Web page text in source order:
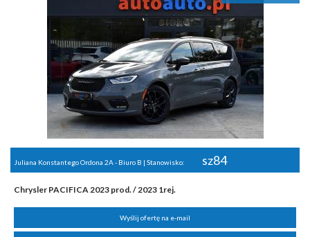
Juliana Konstantego Ordona 2A - Biuro B | Stanowisko: sz84
Chrysler PACIFICA 2023 prod. / 2023 1rej.
Wyślij ofertę na e-mail